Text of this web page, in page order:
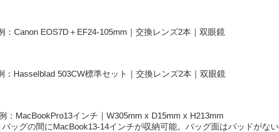
：Canon EOS7D＋EF24-105mm｜交換レンズ2本｜双眼鏡
：Hasselblad 503CW標準セット｜交換レンズ2本｜双眼鏡
：MacBookPro13インチ｜W305mm x D15mm x H213mm
ッグの間にMacBook13-14インチが収納可能。バッグ面はパッドがない